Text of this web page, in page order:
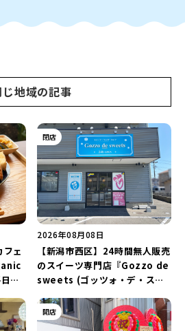
じ地域の記事
フェ
ラ
たプ
閉店
2026年08月08日
【新潟市西区】24時間無人販売
のスイーツ専門店『Gozzo de
sweets (ゴッツォ・デ・スイ
店…。一部商品は姉妹店で販売
継続！
開店